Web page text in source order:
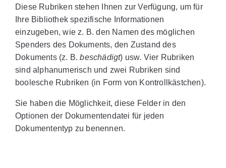
Diese Rubriken stehen Ihnen zur Verfügung, um für
Ihre Bibliothek spezifische Informationen
einzugeben, wie z. B. den Namen des möglichen
Spenders des Dokuments, den Zustand des
Dokuments (z. B.beschädigt) usw. Vier Rubriken
sind alphanumerisch und zwei Rubriken sind
boolesche Rubriken (in Form von Kontrollkästchen).
Sie haben die Möglichkeit, diese Felder in den
Optionen der Dokumentendatei für jeden
Dokumententyp zu benennen.